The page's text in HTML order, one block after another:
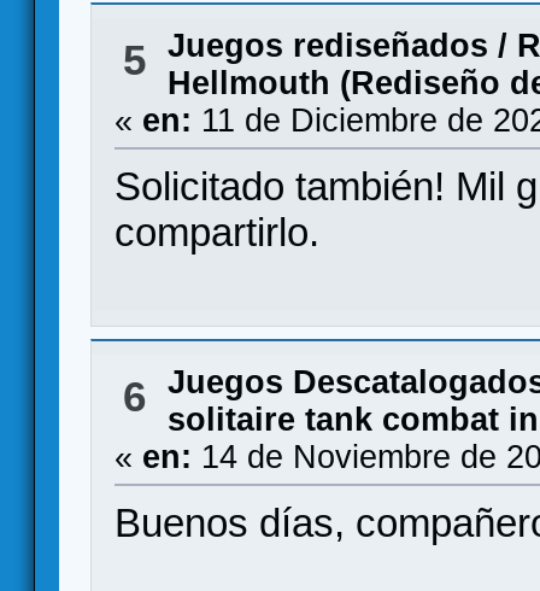
5 Juegos rediseñados /
Hellmouth (Rediseño
« en: 11 de Diciembre de
Solicitado también! Mil
compartirlo.
6 Juegos
solitaire tank combat
« en: 14 de Noviembre de
Buenos días,